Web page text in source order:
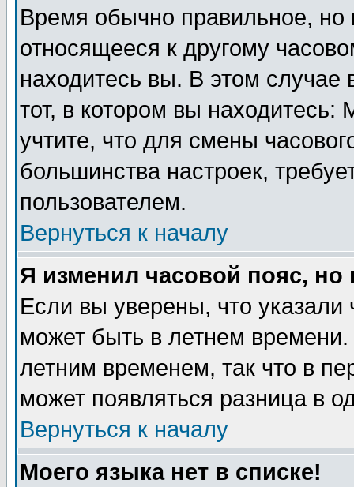
Время обычно правильное,
относящееся к другому
находитесь вы. В этом
тот, в котором вы
учтите, что для смены
большинства настроек,
пользователем.
Вернуться к началу
Я изменил часовой пояс,
Если вы уверены, что указали
может быть в летнем
летним временем, так что в
может появляться разница в
Вернуться к началу
Моего языка нет в списке!